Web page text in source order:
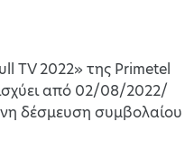
TV 2022» της Primetel
από 02/08/2022/
δέσμευση συμβολαίου